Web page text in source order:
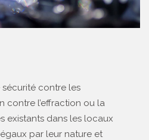
contre les
contre l’effraction ou la
existants dans les locaux
par leur nature et